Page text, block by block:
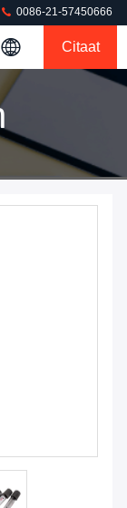
0086-21-57450666
Citaat